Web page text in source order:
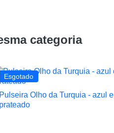
categoria
Esgotado
 Vista rápida
Pulseira Olho da Turquia - azul e
prateado